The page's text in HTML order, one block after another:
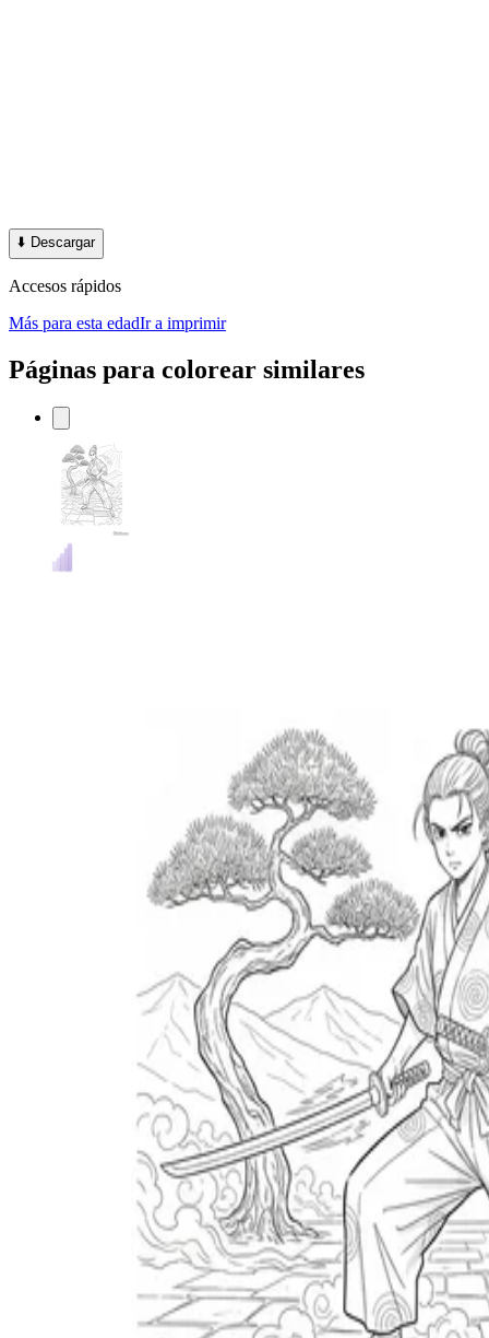
⬇️ Descargar
Accesos rápidos
Más para esta edadIr a imprimir
Páginas para colorear similares